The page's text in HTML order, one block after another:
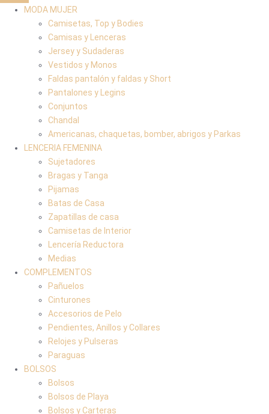
MODA MUJER
Camisetas, Top y Bodies
Camisas y Lenceras
Jersey y Sudaderas
Vestidos y Monos
Faldas pantalón y faldas y Short
Pantalones y Legins
Conjuntos
Chandal
Americanas, chaquetas, bomber, abrigos y Parkas
LENCERIA FEMENINA
Sujetadores
Bragas y Tanga
Pijamas
Batas de Casa
Zapatillas de casa
Camisetas de Interior
Lencería Reductora
Medias
COMPLEMENTOS
Pañuelos
Cinturones
Accesorios de Pelo
Pendientes, Anillos y Collares
Relojes y Pulseras
Paraguas
BOLSOS
Bolsos
Bolsos de Playa
Bolsos y Carteras